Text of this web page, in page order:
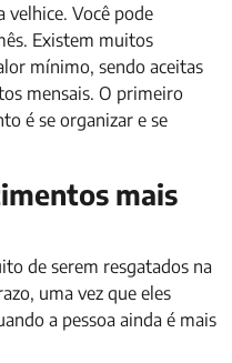
velhice. Você pode
Existem muitos
mínimo, sendo aceitas
mensais. O primeiro
é se organizar e se
mais
de serem resgatados na
uma vez que eles
a pessoa ainda é mais